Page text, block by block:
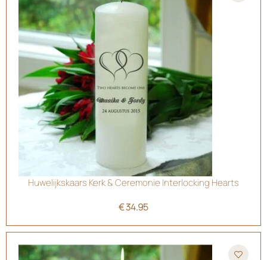
Huwelijkskaars Kerk & Ceremonie Interlocking Hearts
€34.95